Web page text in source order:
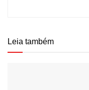
Leia também